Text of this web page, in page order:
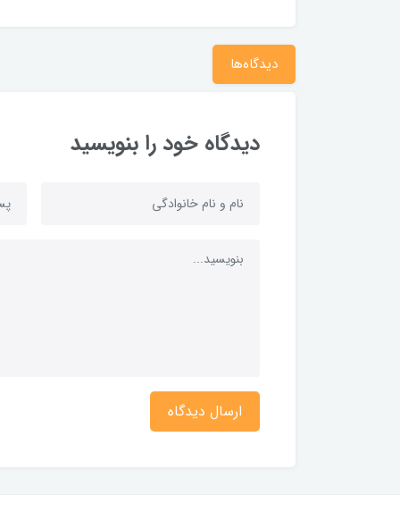
دیدگاه‌ها
دیدگاه خود را بنویسید
ارسال دیدگاه